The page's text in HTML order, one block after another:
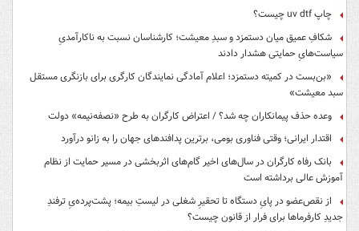
چاپ uv dtf چیست؟
شکافِ عمیق میان دستمزد و سبدِ معیشت؛ کارشناسان نسبت به ناکارآمدیِ
سیاست‌هایِ حمایتی هشدار دادند
«بن‌بست در کمیته دستمزد؛ اعلام آمادگی نمایندگان کارگری برای بازنگری مستقل
سبد معیشت»
وعده حذف پیمانکاران چه شد؟ / اعتراض کارگران به طرح «نصفه‌نیمه» دولت
اقتدار ایرانی؛ وقتی فناوری بومی، برترین پدافندهای جهان را به زانو درآورد
بانک رفاه کارگران در سال‌های اخیر گام‌های اثربخشی در مسیر حمایت از نظام
آموزش عالی برداشته است
از نقص‌عضو در پایِ دستگاه تا تحقیرِ شغلی در لیستِ بیمه؛ پشت‌پرده‌یِ ترفندِ
جدیدِ کارفرماها برای فرار از قانون چیست؟